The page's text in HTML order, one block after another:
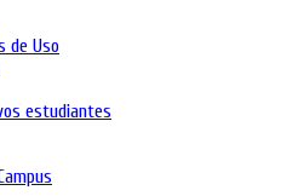
de Uso
estudiantes